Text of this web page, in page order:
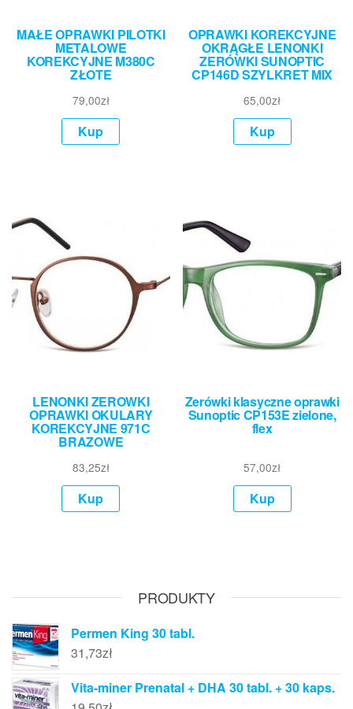
MAŁE OPRAWKI PILOTKI
METALOWE
KOREKCYJNE M380C
ZŁOTE
79,00zł
Kup
OPRAWKI KOREKCYJNE
OKRĄGŁE LENONKI
ZERÓWKI SUNOPTIC
CP146D SZYLKRET MIX
65,00zł
Kup
LENONKI ZEROWKI
OPRAWKI OKULARY
KOREKCYJNE 971C
BRAZOWE
83,25zł
Kup
Zerówki klasyczne oprawki
Sunoptic CP153E zielone,
flex
57,00zł
Kup
PRODUKTY
Permen King 30 tabl.
31,73zł
Vita-miner Prenatal + DHA 30 tabl. + 30 kaps.